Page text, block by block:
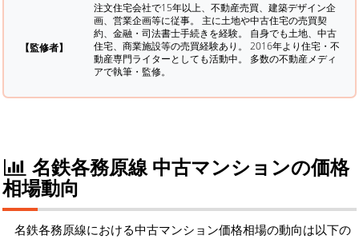
【監修者】
注文住宅会社で15年以上、不動産売買、建築デザイン企
画、営業企画等に従事。 主に土地や中古住宅の売買契
約、金融・司法書士手続きを経験。 自身でも土地、中古
住宅、商業施設等の売買経験あり。 2016年より住宅・不
動産専門ライターとしても活動中。 多数の不動産メディ
アで執筆・監修。
名鉄各務原線 中古マンションの価格
相場動向
名鉄各務原線における中古マンション価格相場の動向は以下の